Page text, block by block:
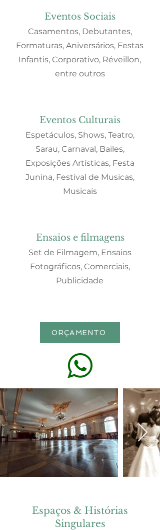
Eventos Sociais
Casamentos, Debutantes,
Formaturas, Aniversários, Festas
Infantis, Corporativo, Réveillon,
entre outros
Eventos Culturais
Espetáculos, Shows, Teatro,
Sarau, Carnaval, Bailes,
Exposições Artísticas, Festa
Junina, Festival de Musicas,
Musicais
Ensaios e filmagens
Set de Filmagem, Ensaios
Fotográficos, Comerciais,
Publicidade
ORÇAMENTO
Espaços & Histórias
Singulares